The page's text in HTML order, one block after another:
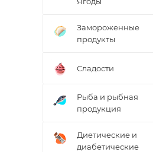
Замороженные
продукты
Сладости
Рыба и рыбная
продукция
Диетические и
диабетические